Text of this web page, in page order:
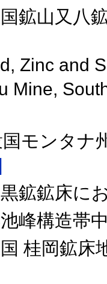
鉱山又八
Zinc and
Mine,
モンタナ
鉱鉱床に
峰構造帯
桂岡鉱床